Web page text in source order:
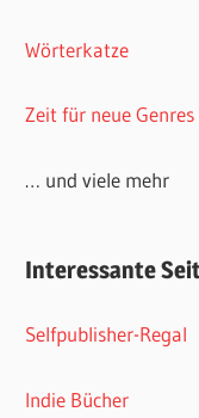
Wörterkatze
Zeit für neue Genres
… und viele mehr
Interessante
Selfpublisher-Regal
Indie Bücher